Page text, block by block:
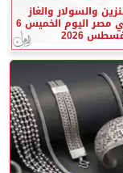
والسولار والغاز
الطبيعي في مصر اليوم الخميس 6
2026